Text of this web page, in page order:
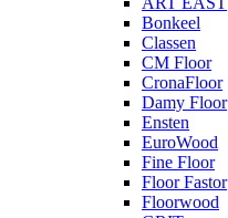
Bonkeel
Classen
CM Floor
CronaFloor
Damy Floor
Ensten
EuroWood
Fine Floor
Floor Fastor
Floorwood